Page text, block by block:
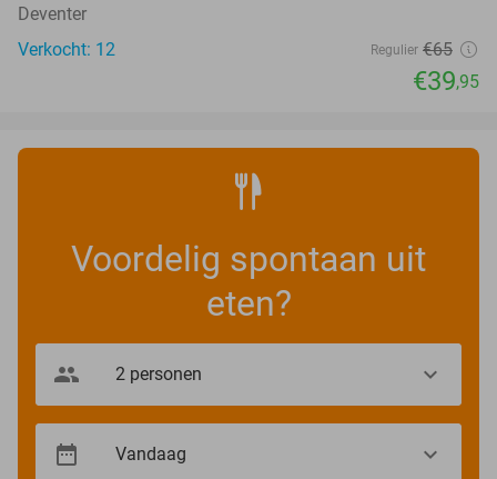
Deventer
Verkocht: 12
Regulier €65
€39,95
Voordelig spontaan uit
eten?